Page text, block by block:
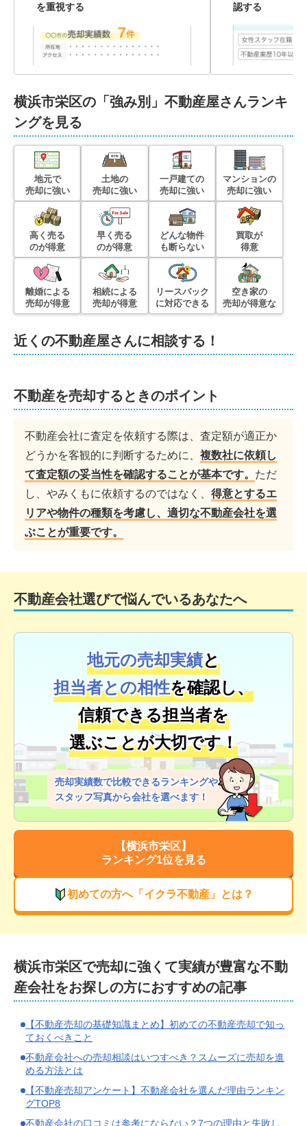
を重視する
認する
横浜市栄区の「強み別」不動産屋さんランキ
ングを見る
地元で
売却に強い
土地の
売却に強い
一戸建ての
売却に強い
マンションの
売却に強い
高く売る
のが得意
早く売る
のが得意
どんな物件
も断らない
買取が
得意
離婚による
売却が得意
相続による
売却が得意
リースバック
に対応できる
空き家の
売却が得意な
近くの不動産屋さんに相談する！
不動産を売却するときのポイント
不動産会社に査定を依頼する際は、査定額が適正か
どうかを客観的に判断するために、 複数社に依頼し
て査定額の妥当性を確認することが基本です。 ただ
し、やみくもに依頼するのではなく、 得意とするエ
リアや物件の種類を考慮し、適切な不動産会社を選
ぶことが重要です。
不動産会社選びで悩んでいるあなたへ
地元の売却実績と
担当者との相性を確認し、
信頼できる担当者を
選ぶことが大切です！
売却実績数で比較できるランキングや
スタッフ写真から会社を選べます！
【横浜市栄区】
ランキング1位を見る
初めての方へ「イクラ不動産」とは？
横浜市栄区で売却に強くて実績が豊富な不動
産会社をお探しの方におすすめの記事
【不動産売却の基礎知識まとめ】初めての不動産売却で知っ
ておくべきこと
不動産会社への売却相談はいつすべき？スムーズに売却を進
める方法とは
【不動産売却アンケート】不動産会社を選んだ理由ランキン
グTOP8
不動産会社の口コミは参考にならない？7つの理由と失敗し